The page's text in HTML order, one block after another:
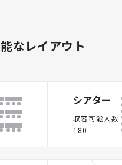
なレイアウト
シアター
収容可能人数
180